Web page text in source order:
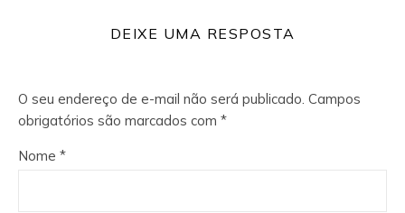
DEIXE UMA RESPOSTA
O seu endereço de e-mail não será publicado. Campos
obrigatórios são marcados com *
Nome *